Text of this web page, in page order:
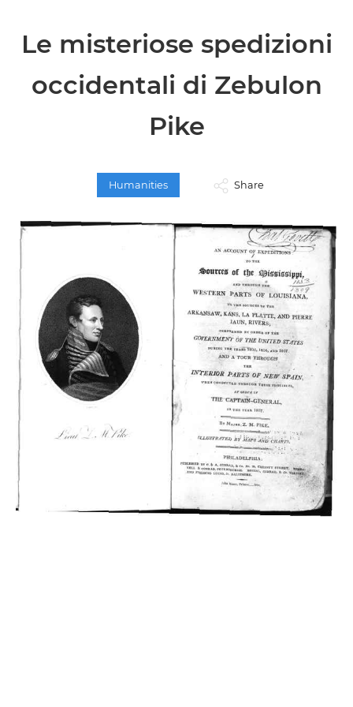
Le misteriose spedizioni
occidentali di Zebulon
Pike
Humanities Share